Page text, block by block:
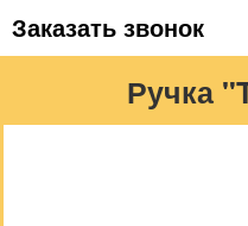
Заказать звонок
Ручка